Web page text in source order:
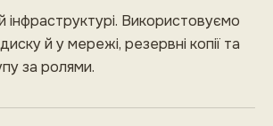
інфраструктурі. Використовуємо
й у мережі, резервні копії та
за ролями.